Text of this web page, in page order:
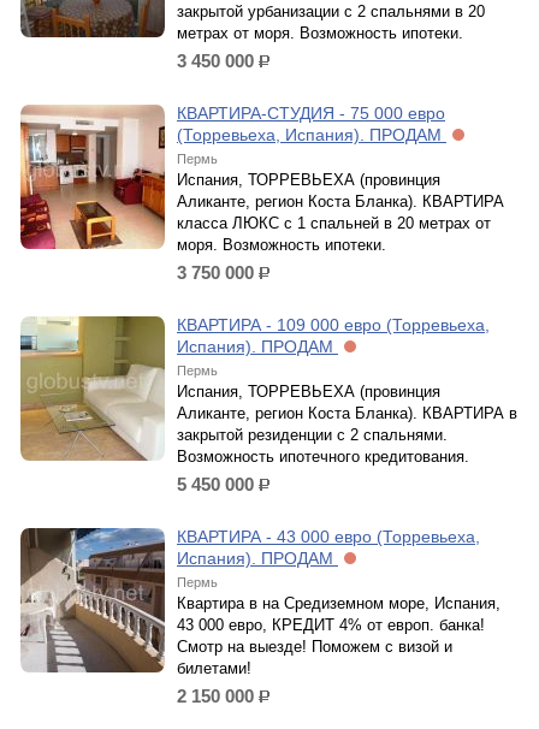
закрытой урбанизации с 2 спальнями в 20
метрах от моря. Возможность ипотеки.
3 450 000 р.
КВАРТИРА-СТУДИЯ - 75 000 евро
(Торревьеха, Испания). ПРОДАМ
Пермь
Испания, ТОРРЕВЬЕХА (провинция
Аликанте, регион Коста Бланка). КВАРТИРА
класса ЛЮКС с 1 спальней в 20 метрах от
моря. Возможность ипотеки.
3 750 000 р.
КВАРТИРА - 109 000 евро (Торревьеха,
Испания). ПРОДАМ
Пермь
Испания, ТОРРЕВЬЕХА (провинция
Аликанте, регион Коста Бланка). КВАРТИРА в
закрытой резиденции с 2 спальнями.
Возможность ипотечного кредитования.
5 450 000 р.
КВАРТИРА - 43 000 евро (Торревьеха,
Испания). ПРОДАМ
Пермь
Квартира в на Средиземном море, Испания,
43 000 евро, КРЕДИТ 4% от европ. банка!
Смотр на выезде! Поможем с визой и
билетами!
2 150 000 р.